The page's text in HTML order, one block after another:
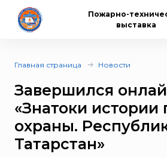
Пожарно-
выставка
Главная страница Новости
Завершился
«Знатоки
охраны.
Татарстан»